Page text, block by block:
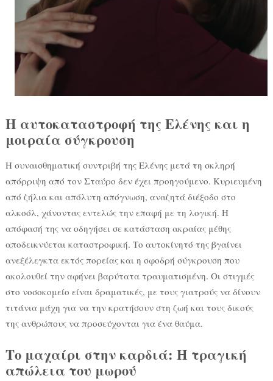
Η αυτοκαταστροφή της Ελένης και η
μοιραία σύγκρουση
Η συναισθηματική συντριβή της Ελένης μετά τη σκληρή
απόρριψη από τον Σταύρο δεν έχει προηγούμενο. Κυριευμένη
από ζήλια και απόλυτη απόγνωση, αναζητά διέξοδο στο
αλκοόλ, χάνοντας εντελώς την επαφή με τη λογική. Η
απόφασή της να οδηγήσει σε κατάσταση ακραίας μέθης
αποδεικνύεται καταστροφική. Το αυτοκίνητό της βγαίνει
ανεξέλεγκτα εκτός πορείας και η σφοδρή σύγκρουση που
ακολουθεί την αφήνει βαρύτατα τραυματισμένη. Οι στιγμές
στο νοσοκομείο είναι δραματικές, με τους γιατρούς να δίνουν
τιτάνια μάχη για να την κρατήσουν στη ζωή και τους δικούς
της ανθρώπους να προσεύχονται για ένα θαύμα.
Το μαχαίρι στην καρδιά: Η τραγική
απώλεια του μωρού